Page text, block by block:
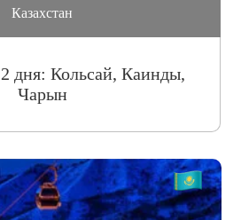
Казахстан
дня: Кольсай, Каинды,
Чарын